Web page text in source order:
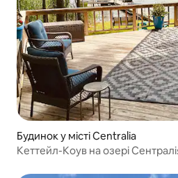
Будинок у місті Centralia
Кеттейл-Коув на озері